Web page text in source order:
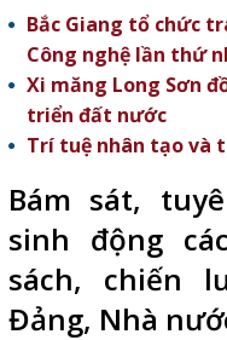
Bắc Giang tổ chức
Công nghệ lần thứ
Xi măng Long Sơn
triển đất nước
Trí tuệ nhân tạo và
Bám sát,
sinh động
sách, chiến
Đảng, Nhà